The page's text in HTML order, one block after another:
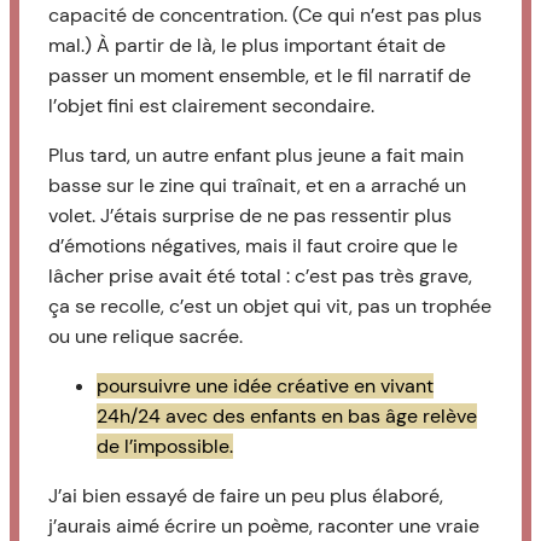
capacité de concentration. (Ce qui n’est pas plus
mal.) À partir de là, le plus important était de
passer un moment ensemble, et le fil narratif de
l’objet fini est clairement secondaire.
Plus tard, un autre enfant plus jeune a fait main
basse sur le zine qui traînait, et en a arraché un
volet. J’étais surprise de ne pas ressentir plus
d’émotions négatives, mais il faut croire que le
lâcher prise avait été total : c’est pas très grave,
ça se recolle, c’est un objet qui vit, pas un trophée
ou une relique sacrée.
poursuivre une idée créative en vivant
24h/24 avec des enfants en bas âge relève
de l’impossible.
J’ai bien essayé de faire un peu plus élaboré,
j’aurais aimé écrire un poème, raconter une vraie